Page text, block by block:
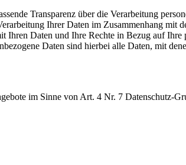
Transparenz über die Verarbeitung
Ihrer Daten im Zusammenhang mit
Daten und Ihre Rechte in Bezug auf Ihre
Daten sind hierbei alle Daten, mit
im Sinne von Art. 4 Nr. 7 Datenschutz-